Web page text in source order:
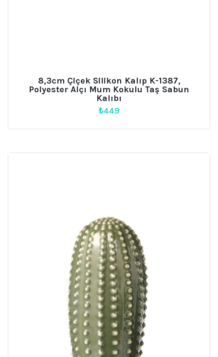
8,3cm Çiçek Silikon Kalıp K-1387,
Polyester Alçı Mum Kokulu Taş Sabun
Kalıbı
₺449